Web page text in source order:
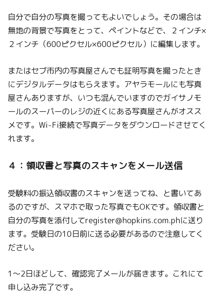
自分で自分の写真を撮ってもよいでしょう。その場合は
無地の背景で写真をとって、ペイントなどで、２インチ×
２インチ（600ピクセル×600ピクセル）に編集します。
またはセブ市内の写真屋さんでも証明写真を撮ったとき
にデジタルデータはもらえます。アヤラモールにも写真
屋さんありますが、いつも混んでいますのでガイサノモ
ールのスーパーのレジの近くにある写真屋さんがオスス
メです。Wi-Fi接続で写真データをダウンロードさせてく
れます。
４：領収書と写真のスキャンをメール送信
受験料の振込領収書のスキャンを送ってね、と書いてあ
るのですが、スマホで取った写真でもOKです。領収書と
自分の写真を添付してregister@hopkins.com.phに送り
ます。受験日の10日前に送る必要があるので注意してく
ださい。
1～2日ほどして、確認完了メールが届きます。これにて
申し込み完了です。